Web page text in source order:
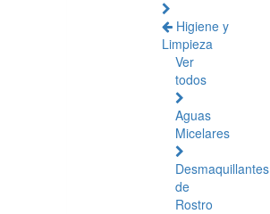
Higiene y
Limpieza
Ver
todos
Aguas
Micelares
Desmaquillantes
de
Rostro